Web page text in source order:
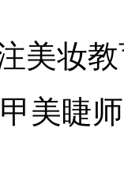
美妆教
美睫